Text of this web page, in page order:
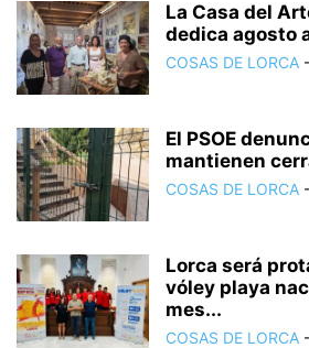
La Casa del
dedica agosto
COSAS DE LORCA -
El PSOE
mantienen
COSAS DE LORCA -
Lorca será
vóley playa
mes...
COSAS DE LORCA -